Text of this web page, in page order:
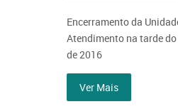
Encerramento da
Atendimento na tarde
de 2016
Ver Mais